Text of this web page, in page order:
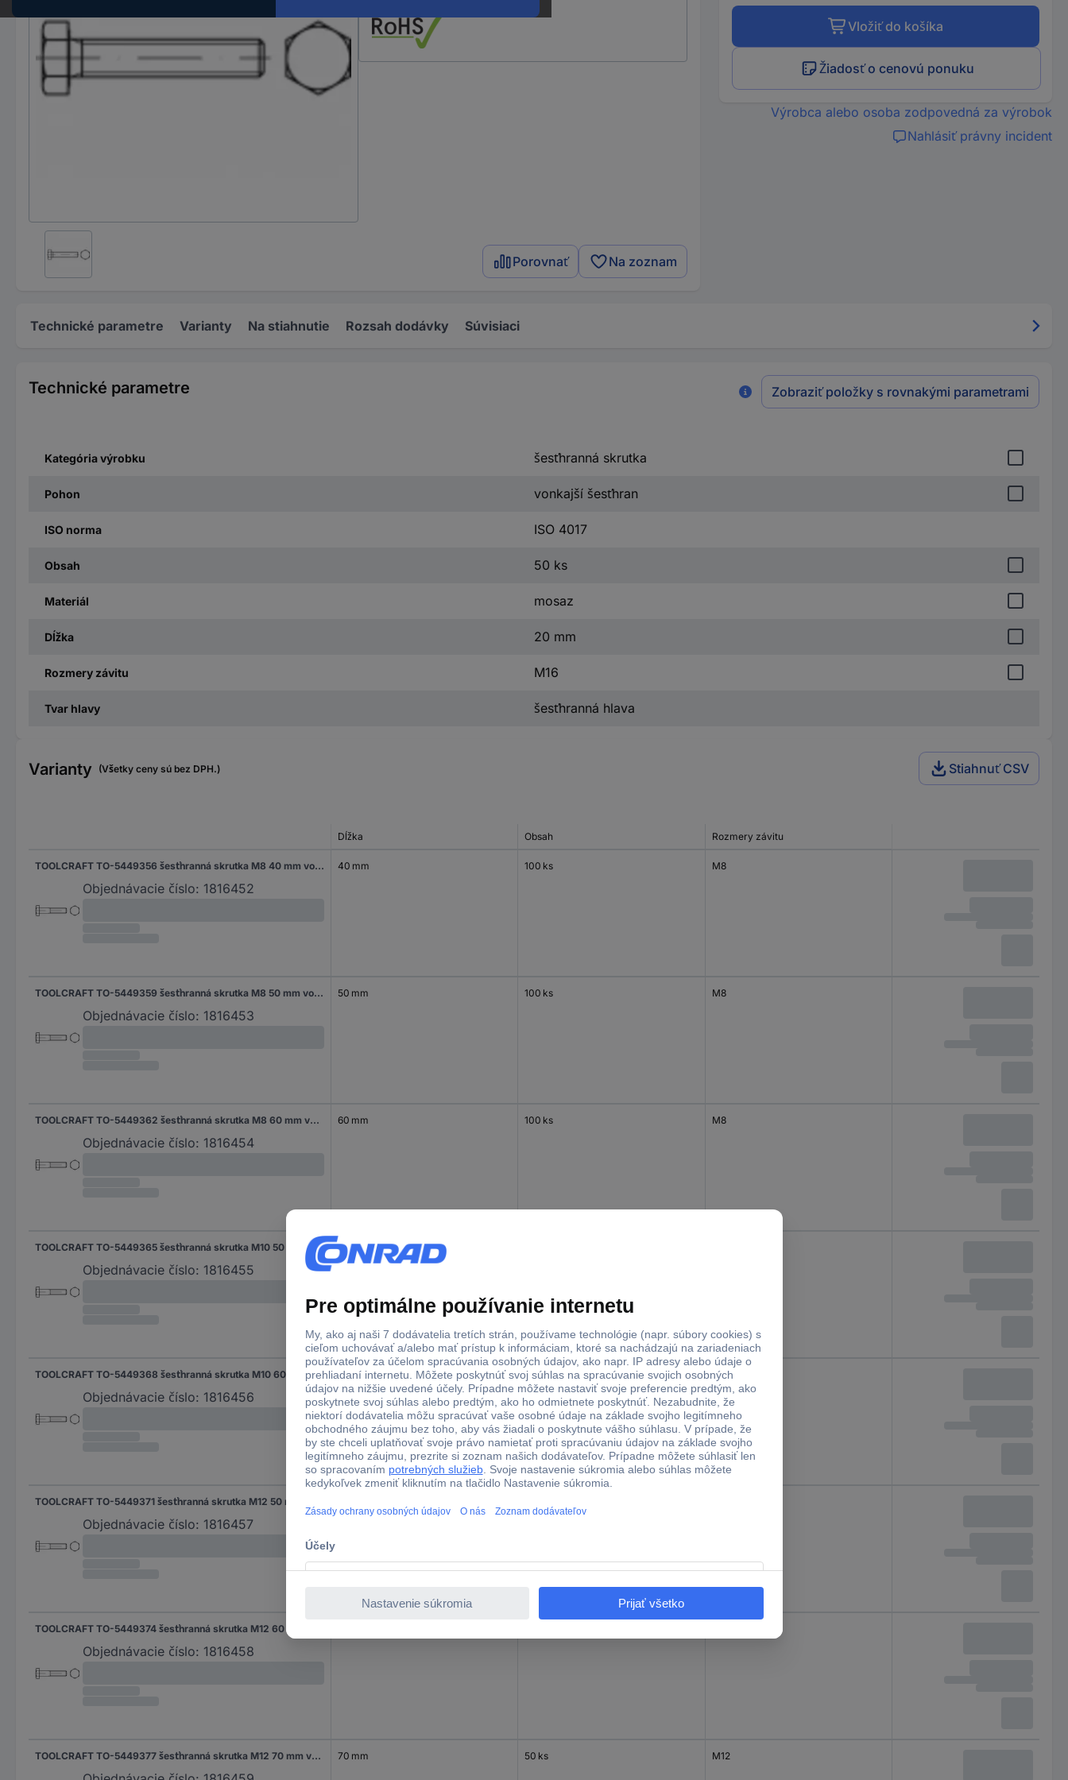
Porovnať Na zoznam
Vložiť do košíka
Žiadosť o cenovú ponuku
Výrobca alebo osoba zodpovedná za výrobok
Nahlásiť právny incident
Technické parametre Varianty Na stiahnutie Rozsah dodávky Súvisiaci
Technické parametre Zobraziť položky s rovnakými parametrami
Kategória výrobku šesťhranná skrutka
Pohon vonkajší šesťhran
ISO norma ISO 4017
Obsah 50 ks
Materiál mosaz
Dĺžka 20 mm
Rozmery závitu M16
Tvar hlavy šesťhranná hlava
Varianty (Všetky ceny sú bez DPH.) Stiahnuť CSV
Dĺžka Obsah Rozmery závitu
TOOLCRAFT TO-5449356 šesťhranná skrutka M8 40 mm vonkajší šesťhran DIN 931 mosaz 100 ks
Objednávacie číslo: 1816452
40 mm 100 ks M8
TOOLCRAFT TO-5449359 šesťhranná skrutka M8 50 mm vonkajší šesťhran DIN 931 mosaz 100 ks
Objednávacie číslo: 1816453
50 mm 100 ks M8
TOOLCRAFT TO-5449362 šesťhranná skrutka M8 60 mm vonkajší šesťhran DIN 931 mosaz 100 ks
Objednávacie číslo: 1816454
60 mm 100 ks M8
TOOLCRAFT TO-5449365 šesťhranná skrutka M10 50 mm vonkajší šesťhran DIN 931 mosaz 100 ks
Objednávacie číslo: 1816455
50 mm
TOOLCRAFT TO-5449368 šesťhranná skrutka M10 60 mm vonkajší šesťhran DIN 931 mosaz 100 ks
Objednávacie číslo: 1816456
60 mm 100 ks M10
Objednávacie číslo: 1816457
Objednávacie číslo: 1816458
TOOLCRAFT TO-5449377 šesťhranná skrutka M12 70 mm vonkajší šesťhran DIN 931 mosaz 50 ks 70 mm 50 ks M12